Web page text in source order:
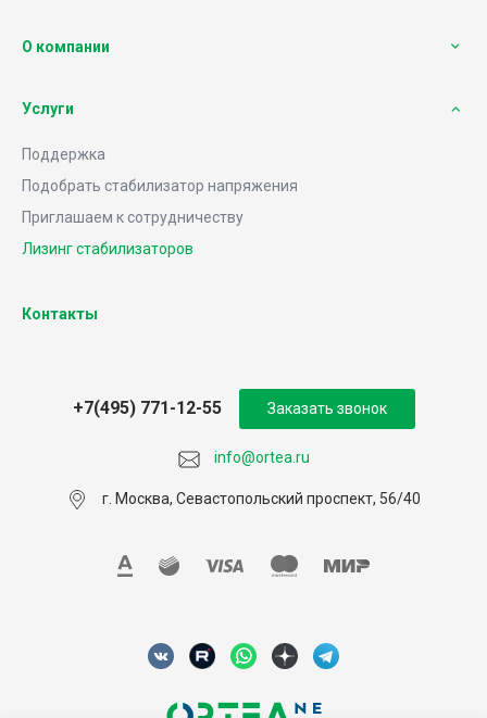
О компании
Услуги
Поддержка
Подобрать стабилизатор напряжения
Приглашаем к сотрудничеству
Лизинг стабилизаторов
Контакты
info@ortea.ru
+7(495) 771-12-55
г. Москва, Севастопольский проспект, 56/40
Заказать звонок